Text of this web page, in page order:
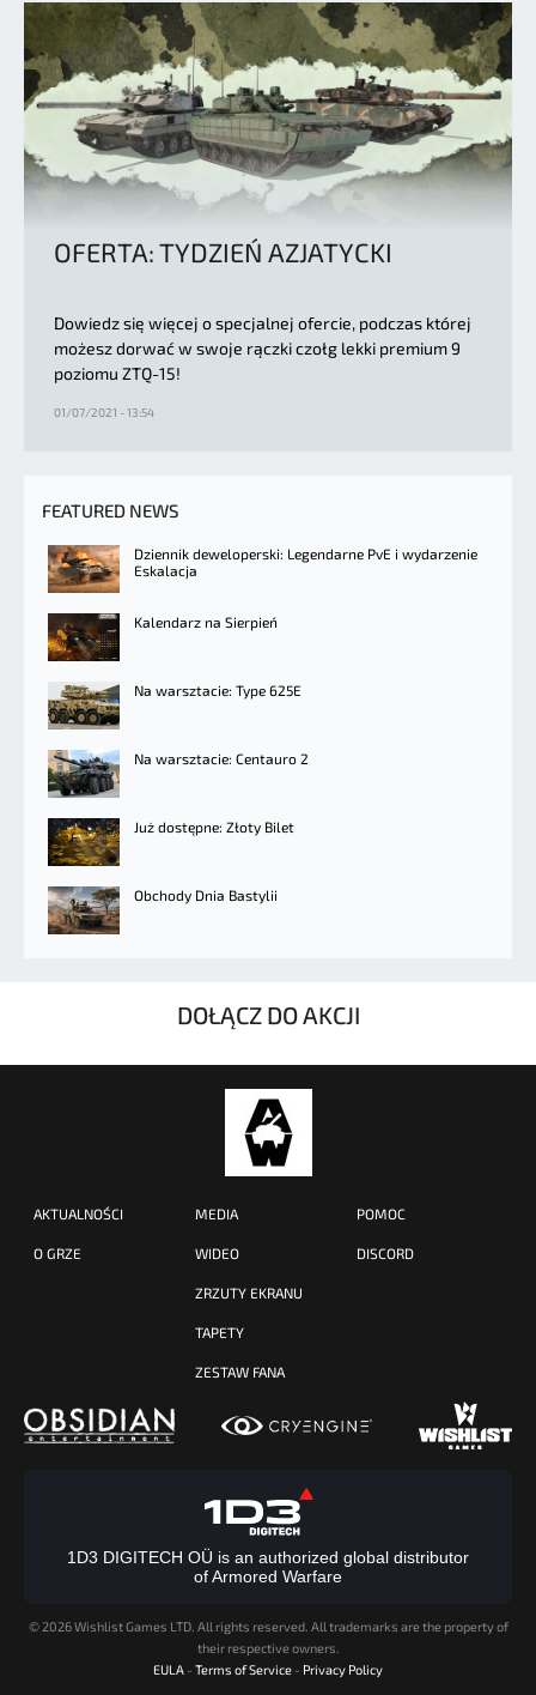
OFERTA: TYDZIEŃ AZJATYCKI
Dowiedz się więcej o specjalnej ofercie, podczas której
możesz dorwać w swoje rączki czołg lekki premium 9
poziomu ZTQ-15!
01/07/2021 - 13:54
FEATURED NEWS
Dziennik deweloperski: Legendarne PvE i wydarzenie
Eskalacja
Kalendarz na Sierpień
Na warsztacie: Type 625E
Na warsztacie: Centauro 2
Już dostępne: Złoty Bilet
Obchody Dnia Bastylii
DOŁĄCZ DO AKCJI
AKTUALNOŚCI
O GRZE
MEDIA
WIDEO
ZRZUTY EKRANU
TAPETY
ZESTAW FANA
POMOC
DISCORD
1D3 DIGITECH OÜ is an authorized global distributor
of Armored Warfare
© 2026 Wishlist Games LTD. All rights reserved. All trademarks are the property of
their respective owners.
EULA - Terms of Service - Privacy Policy